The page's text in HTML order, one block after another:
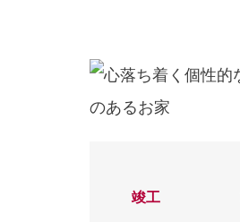
竣工